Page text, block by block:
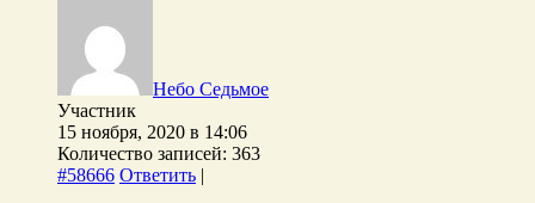
Небо Седьмое
Участник
15 ноября, 2020 в 14:06
Количество записей: 363
#58666 Ответить |